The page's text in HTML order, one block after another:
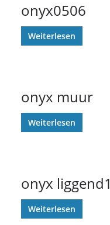
onyx0506
Weiterlesen
onyx muur
Weiterlesen
onyx liggend1
Weiterlesen